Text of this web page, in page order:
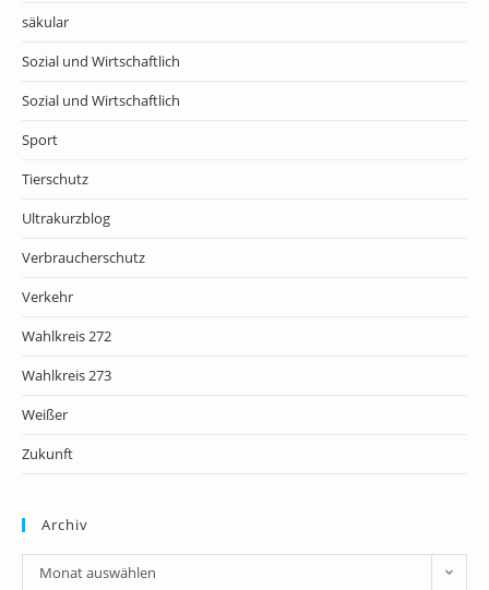
säkular
Sozial und Wirtschaftlich
Sozial und Wirtschaftlich
Sport
Tierschutz
Ultrakurzblog
Verbraucherschutz
Verkehr
Wahlkreis 272
Wahlkreis 273
Weißer
Zukunft
Archiv
Archiv
Monat auswählen